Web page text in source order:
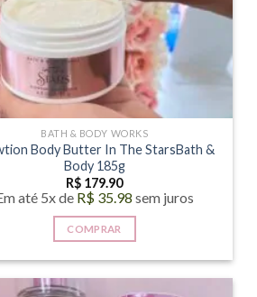
BATH & BODY WORKS
Body Butter In The StarsBath &
Body 185g
R$ 179.90
até 5x de R$35.98 sem juros
COMPRAR